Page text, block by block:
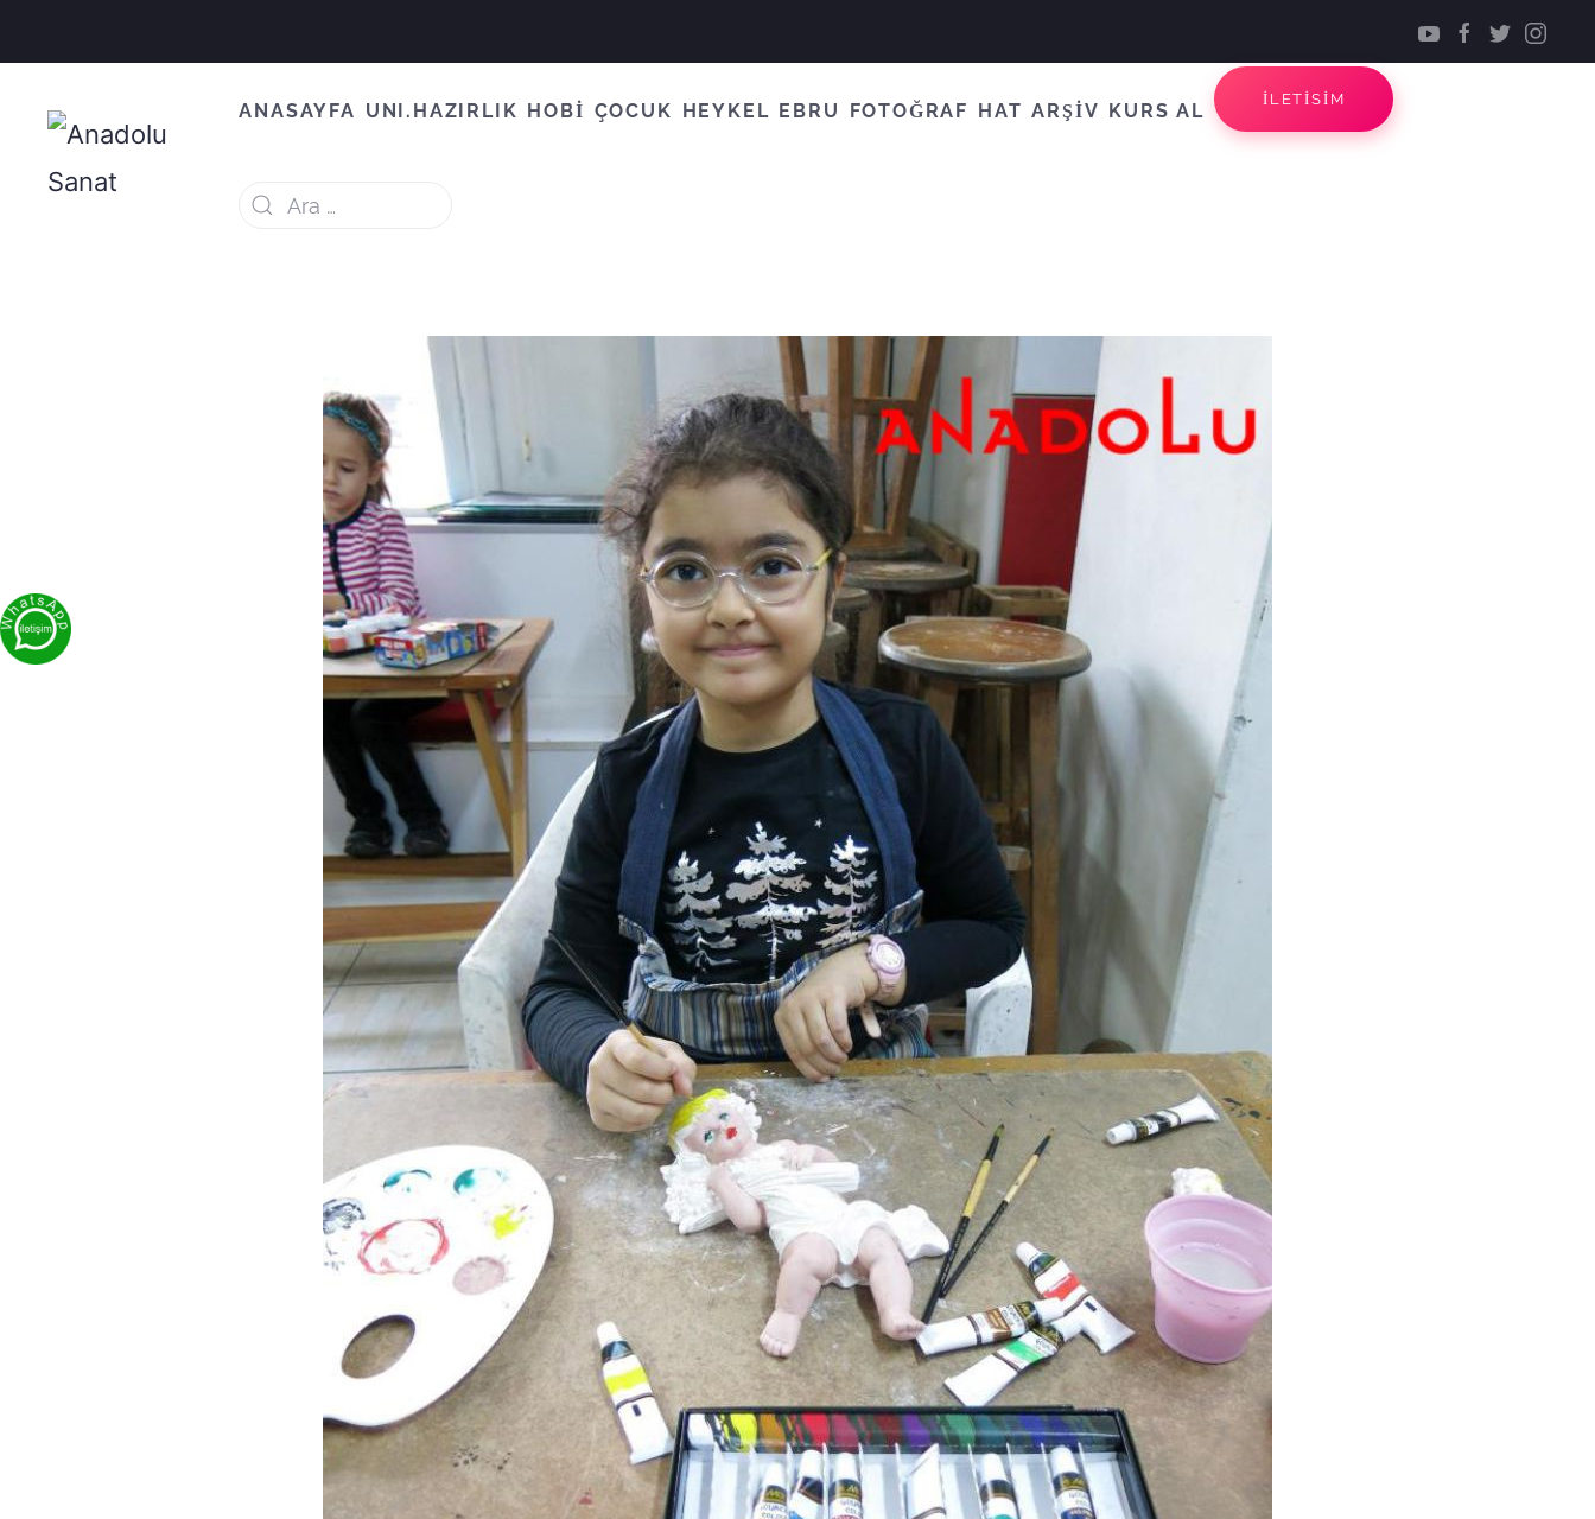
ANASAYFA UNI.HAZIRLIK HOBİ ÇOCUK HEYKEL EBRU FOTOĞRAF HAT ARŞİV KURS AL
İLETİSİM